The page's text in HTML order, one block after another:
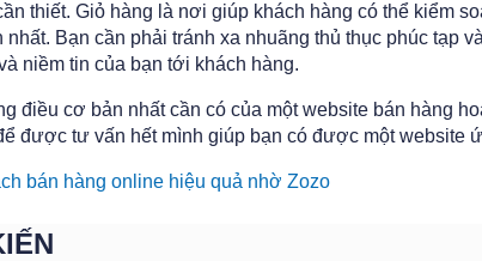
thiết. Giỏ hàng là nơi giúp khách hàng có thể kiểm
nhất. Bạn cần phải tránh xa nhuãng thủ thục phúc tạp
niềm tin của bạn tới khách hàng.
điều cơ bản nhất cần có của một website bán hàng
được tư vấn hết mình giúp bạn có được một website
bán hàng online hiệu quả nhờ Zozo